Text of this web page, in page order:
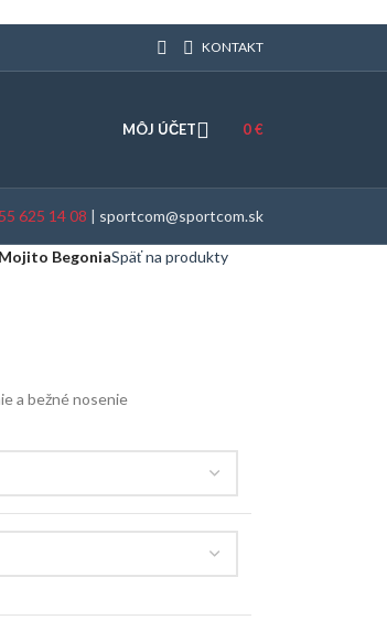
KONTAKT
MÔJ ÚČET 0€
625 14 08 | sportcom@sportcom.sk
BegoniaSpäť na produkty
a bežné nosenie